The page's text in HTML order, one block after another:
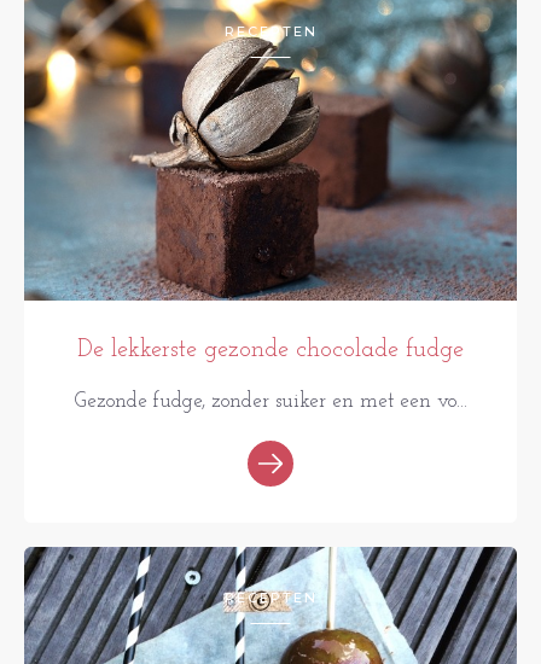
RECEPTEN
De lekkerste gezonde chocolade fudge
Gezonde fudge, zonder suiker en met een vo...
RECEPTEN